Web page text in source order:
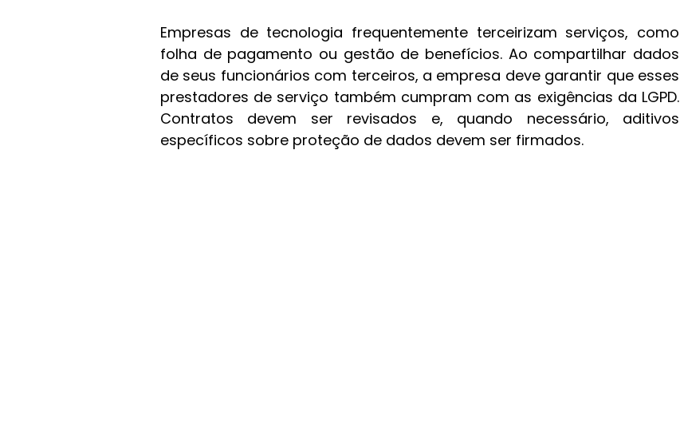
Empresas de tecnologia frequentemente terceirizam serviços, como
folha de pagamento ou gestão de benefícios. Ao compartilhar dados
de seus funcionários com terceiros, a empresa deve garantir que esses
prestadores de serviço também cumpram com as exigências da LGPD.
Contratos devem ser revisados e, quando necessário, aditivos
específicos sobre proteção de dados devem ser firmados.